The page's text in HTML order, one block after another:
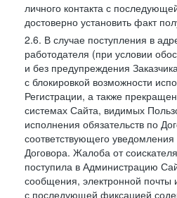
личного контакта с
достоверно установить факт
2.6. В случае поступления в
работодателя (при условии
и без предупреждения
с блокировкой возможности
Регистрации, а также
системах Сайта, видимых
исполнения обязательств по
соответствующего
Договора. Жалоба от
поступила в Администрацию
сообщения, электронной почты
с последующей фиксацией